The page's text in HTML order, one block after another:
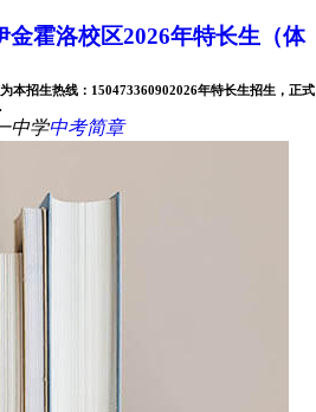
金霍洛校区2026年特长生（体
本招生热线：150473360902026年特长生招生，正式
中学中考简章